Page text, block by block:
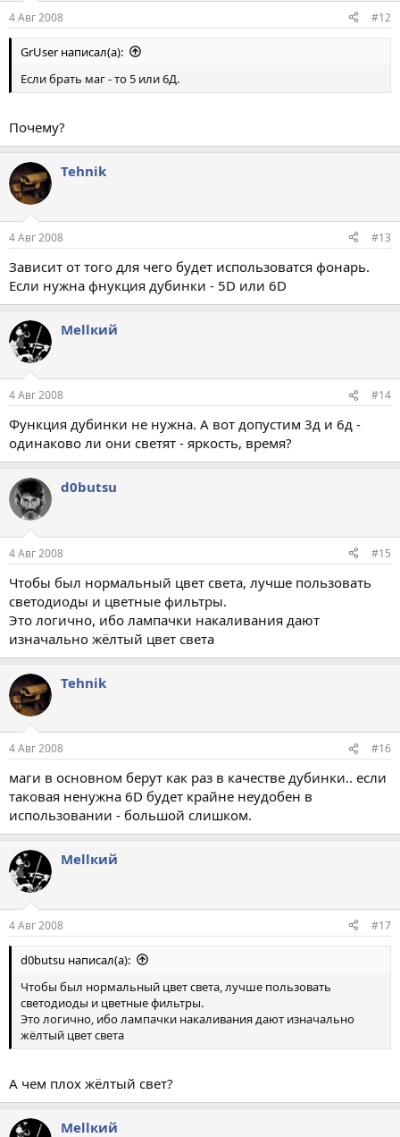
4 Авг 2008 #12
GrUser написал(а):
Если брать маг - то 5 или 6Д.
Почему?
Tehnik
4 Авг 2008 #13
Зависит от того для чего будет использоватся фонарь.
Если нужна фнукция дубинки - 5D или 6D
Меllкий
4 Авг 2008 #14
Функция дубинки не нужна. А вот допустим 3д и 6д -
одинаково ли они светят - яркость, время?
d0butsu
4 Авг 2008 #15
Чтобы был нормальный цвет света, лучше пользовать
светодиоды и цветные фильтры.
Это логично, ибо лампачки накаливания дают
изначально жёлтый цвет света
Tehnik
4 Авг 2008 #16
маги в основном берут как раз в качестве дубинки.. если
таковая ненужна 6D будет крайне неудобен в
использовании - большой слишком.
Меllкий
4 Авг 2008 #17
d0butsu написал(а):
Чтобы был нормальный цвет света, лучше пользовать
светодиоды и цветные фильтры.
Это логично, ибо лампачки накаливания дают изначально
жёлтый цвет света
А чем плох жёлтый свет?
Меllкий